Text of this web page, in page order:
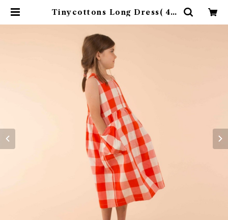
Tinycottons Long Dress( 4Y